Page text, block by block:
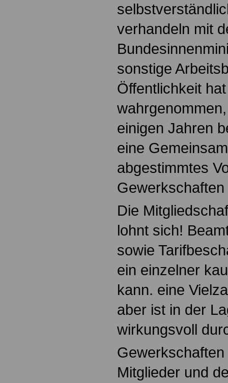
verhandeln mit
sonstige
Öffentlichkeit
einigen Jahren
eine
abgestimmtes
Die
lohnt sich!
sowie
ein einzelner
kann. eine
aber ist in der
wirkungsvoll
Mitglieder und